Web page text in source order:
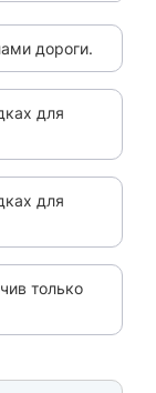
дороги.
для
для
только